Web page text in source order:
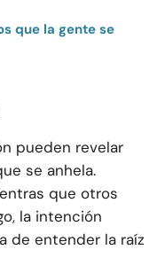
que la gente se
pueden revelar
se anhela.
que otros
la intención
de entender la raíz